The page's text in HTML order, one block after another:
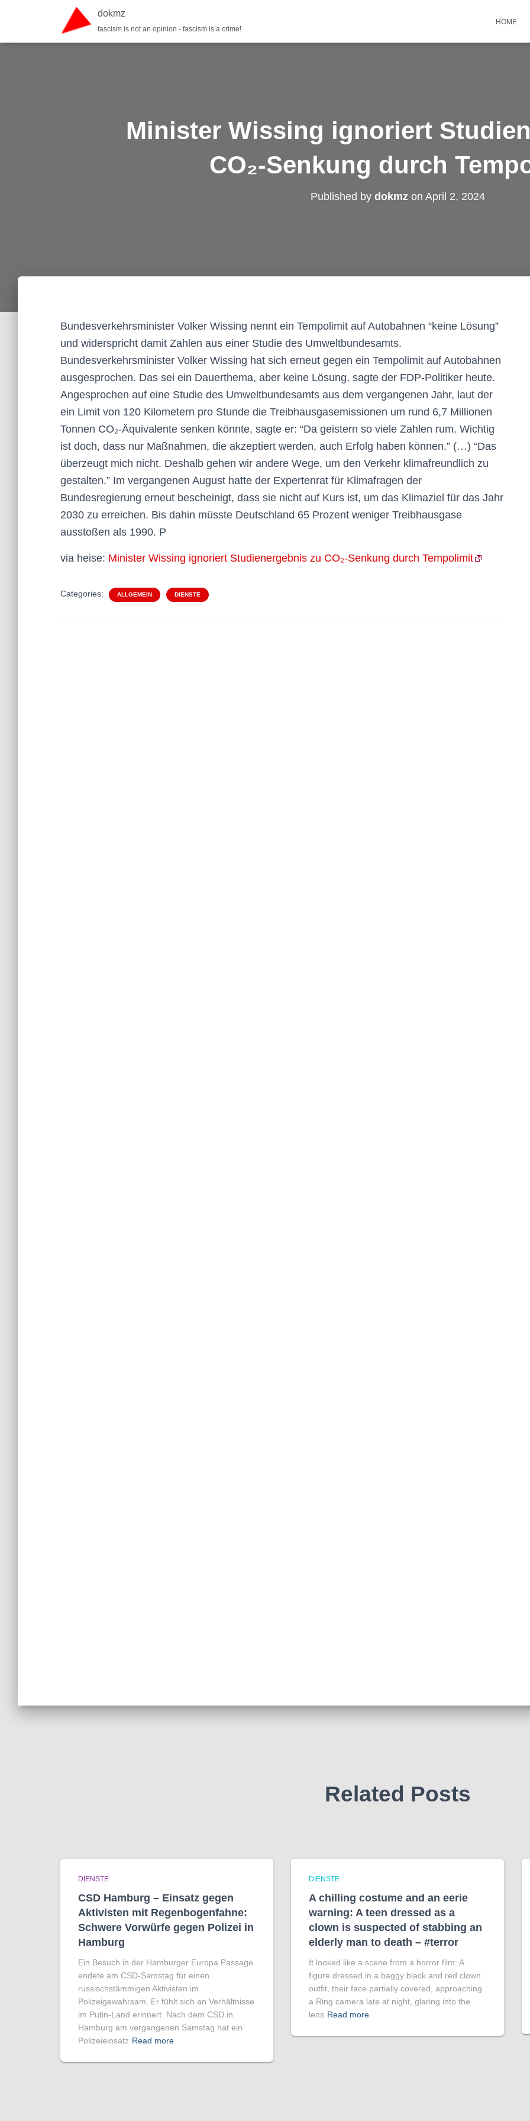
dokmz
fascism is not an opinion - fascism is a crime!
HOME
Minister Wissing ignoriert
CO₂-Senkung durch
Published by dokmzon April 2, 2024
Bundesverkehrsminister Volker Wissing nennt ein Tempolimit auf Autobahnen “keine Lösung”
und widerspricht damit Zahlen aus einer Studie des Umweltbundesamts.
Bundesverkehrsminister Volker Wissing hat sich erneut gegen ein Tempolimit auf Autobahnen
ausgesprochen. Das sei ein Dauerthema, aber keine Lösung, sagte der FDP-Politiker heute.
Angesprochen auf eine Studie des Umweltbundesamts aus dem vergangenen Jahr, laut der
ein Limit von 120 Kilometern pro Stunde die Treibhausgasemissionen um rund 6,7 Millionen
Tonnen CO₂-Äquivalente senken könnte, sagte er: “Da geistern so viele Zahlen rum. Wichtig
ist doch, dass nur Maßnahmen, die akzeptiert werden, auch Erfolg haben können.” (…) “Das
überzeugt mich nicht. Deshalb gehen wir andere Wege, um den Verkehr klimafreundlich zu
gestalten.” Im vergangenen August hatte der Expertenrat für Klimafragen der
Bundesregierung erneut bescheinigt, dass sie nicht auf Kurs ist, um das Klimaziel für das Jahr
2030 zu erreichen. Bis dahin müsste Deutschland 65 Prozent weniger Treibhausgase
ausstoßen als 1990. P
via heise: Minister Wissing ignoriert Studienergebnis zu CO₂-Senkung durch Tempolimit
Categories: ALLGEMEIN DIENSTE
Related Posts
DIENSTE
CSD Hamburg – Einsatz gegen
Aktivisten mit Regenbogen­fahne:
Schwere Vorwürfe gegen Polizei in
Hamburg
Ein Besuch in der Hamburger Europa Passage
endete am CSD-Samstag für einen
russischstämmigen Aktivisten im
Polizeigewahrsam. Er fühlt sich an Verhältnisse
im Putin-Land erinnert. Nach dem CSD in
Hamburg am vergangenen Samstag hat ein
Polizeieinsatz Read more
DIENSTE
A chilling costume and an eerie
warning: A teen dressed as a
clown is suspected of stabbing an
elderly man to death – #terror
It looked like a scene from a horror film: A
figure dressed in a baggy black and red clown
outfit, their face partially covered, approaching
a Ring camera late at night, glaring into the
lens Read more